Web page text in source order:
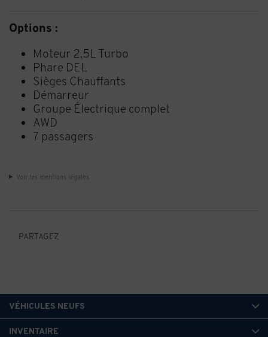
Options :
Moteur 2,5L Turbo
Phare DEL
Sièges Chauffants
Démarreur
Groupe Électrique complet
AWD
7 passagers
Voir les mentions légales
PARTAGEZ
VÉHICULES NEUFS
INVENTAIRE